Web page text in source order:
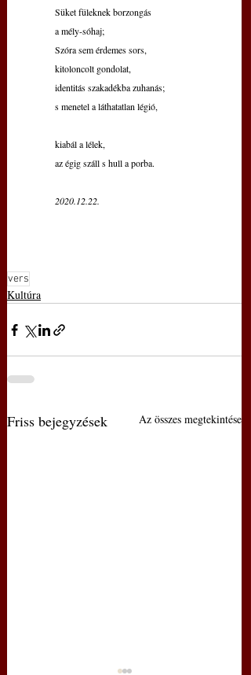
Süket füleknek borzongás
a mély-sóhaj;
Szóra sem érdemes sors,
kitoloncolt gondolat,
identitás szakadékba zuhanás;
s menetel a láthatatlan légió,
kiabál a lélek,
az égig száll s hull a porba.
2020.12.22.
vers
Kultúra
Friss bejegyzések Az összes megtekintése